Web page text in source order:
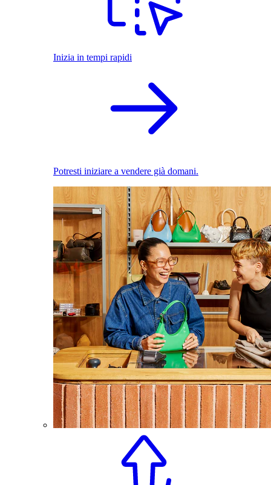
Inizia in tempi rapidi
Potresti iniziare a vendere già domani.